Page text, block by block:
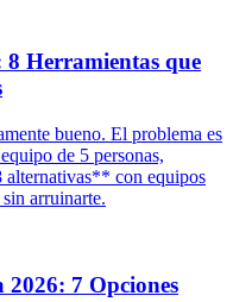
Herramientas que
bueno. El problema es
de 5 personas,
con equipos
arruinarte.
7 Opciones